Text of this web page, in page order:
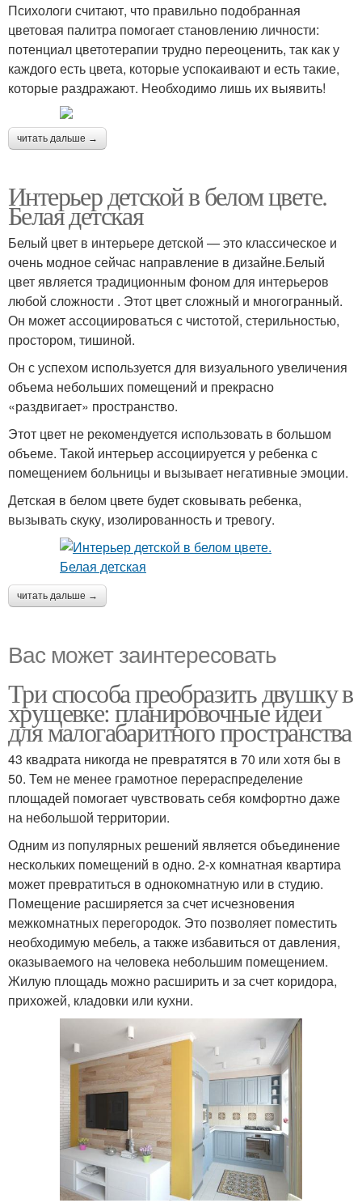
Комнаты для девочки Комнаты в хрущевке
Комната для мальчика
Психологи считают, что правильно подобранная
цветовая палитра помогает становлению личности:
потенциал цветотерапии трудно переоценить, так как у
каждого есть цвета, которые успокаивают и есть такие,
которые раздражают. Необходимо лишь их выявить!
читать дальше →
Интерьер детской в белом цвете.
Белая детская
Белый цвет в интерьере детской — это классическое и
очень модное сейчас направление в дизайне.Белый
цвет является традиционным фоном для интерьеров
любой сложности . Этот цвет сложный и многогранный.
Он может ассоциироваться с чистотой, стерильностью,
простором, тишиной.
Он с успехом используется для визуального увеличения
объема небольших помещений и прекрасно
«раздвигает» пространство.
Этот цвет не рекомендуется использовать в большом
объеме. Такой интерьер ассоциируется у ребенка с
помещением больницы и вызывает негативные эмоции.
Детская в белом цвете будет сковывать ребенка,
вызывать скуку, изолированность и тревогу.
читать дальше →
Вас может заинтересовать
Три способа преобразить двушку в
хрущевке: планировочные идеи
для малогабаритного пространства
43 квадрата никогда не превратятся в 70 или хотя бы в
50. Тем не менее грамотное перераспределение
площадей помогает чувствовать себя комфортно даже
на небольшой территории.
Одним из популярных решений является объединение
нескольких помещений в одно. 2-х комнатная квартира
может превратиться в однокомнатную или в студию.
Помещение расширяется за счет исчезновения
межкомнатных перегородок. Это позволяет поместить
необходимую мебель, а также избавиться от давления,
оказываемого на человека небольшим помещением.
Жилую площадь можно расширить и за счет коридора,
прихожей, кладовки или кухни.